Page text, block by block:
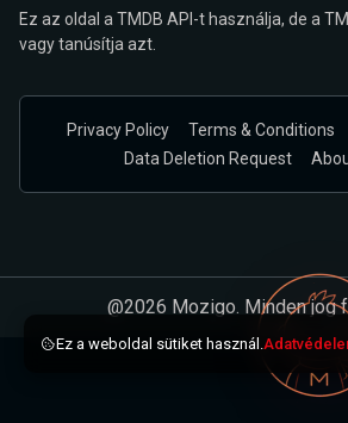
Ez az oldal a TMDB API-t használja, de a
vagy tanúsítja azt.
Privacy Policy Terms & Conditions
Data Deletion Request
@2026 Mozigo. Minden jog
Ez a weboldal sütiket használ.